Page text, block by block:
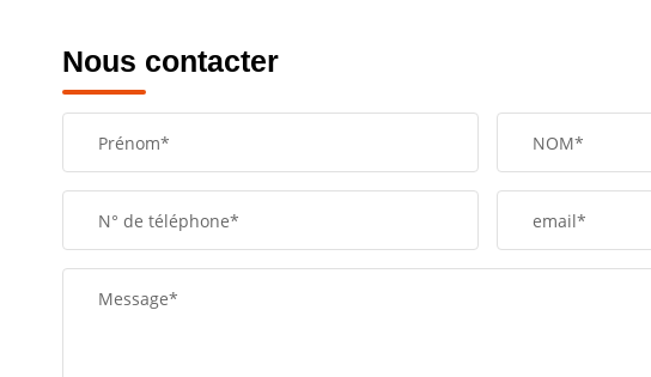
Nous contacter
Prénom* NOM*
N° de téléphone* email*
Message*